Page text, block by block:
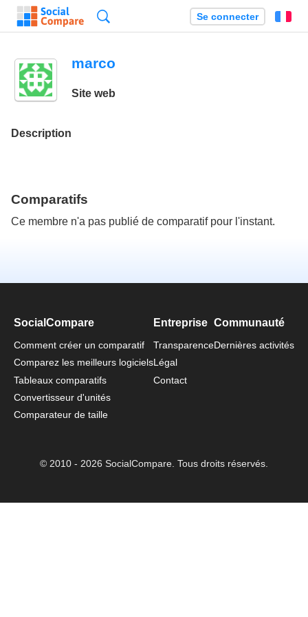
Se connecter
marco
Site web
Description
Comparatifs
Ce membre n'a pas publié de comparatif pour l'instant.
SocialCompare
Comment créer un comparatif
Comparez les meilleurs logiciels
Tableaux comparatifs
Convertisseur d'unités
Comparateur de taille
Entreprise
Transparence
Légal
Contact
Communauté
Dernières activités
© 2010 - 2026 SocialCompare. Tous droits réservés.